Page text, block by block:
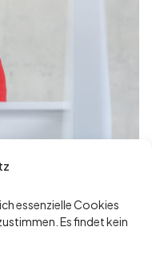
essenzielle Cookies
Es findet kein
– Der teuerste